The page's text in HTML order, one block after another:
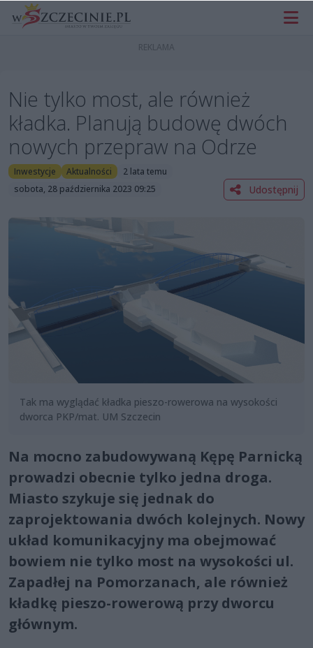
Nie tylko most, ale również
kładka. Planują budowę dwóch
nowych przepraw na Odrze
Inwestycje Aktualności
2 lata temu
sobota, 28 października 2023 09:25
Udostępnij
Tak ma wyglądać kładka pieszo-rowerowa na wysokości
dworca PKP/mat. UM Szczecin
Na mocno zabudowywaną Kępę Parnicką
prowadzi obecnie tylko jedna droga.
Miasto szykuje się jednak do
zaprojektowania dwóch kolejnych. Nowy
układ komunikacyjny ma obejmować
bowiem nie tylko most na wysokości ul.
Zapadłej na Pomorzanach, ale również
kładkę pieszo-rowerową przy dworcu
głównym.